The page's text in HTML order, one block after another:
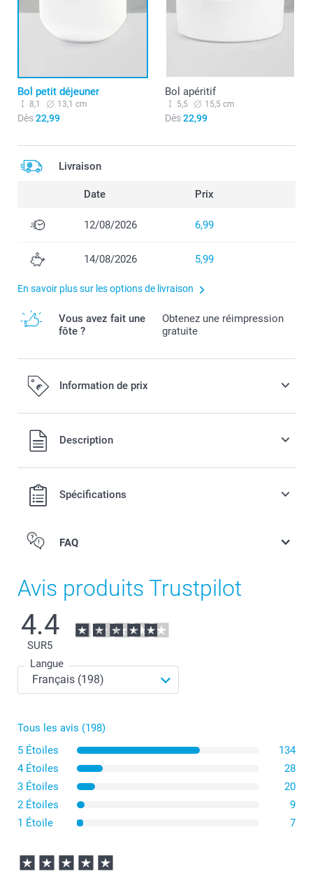
Bol petit déjeuner
8,1 13,1 cm
Dès22,99
Bol apéritif
5,5 15,5 cm
Dès22,99
Livraison
Date Prix
12/08/2026 6,99
14/08/2026 5,99
En savoir plus sur les options de livraison
Vous avez fait une
fôte ?
Obtenez une réimpression
gratuite
Information de prix
Tous les prix sont en EURO (€), TVA incluse et hors frais de
port.
Description
Spécifications
FAQ
Le bol format petit déjeuner, idéal pour pour déguster
ses céréales le matin.
Le bol format apéritif pour partager des amuse-gueules
lors de soirées entre amis.
Avis produits Trustpilot
4.4
SUR5
Langue
Tous les avis (198)
5 Étoiles
134
4 Étoiles
28
3 Étoiles
20
2 Étoiles
9
1 Étoile
7